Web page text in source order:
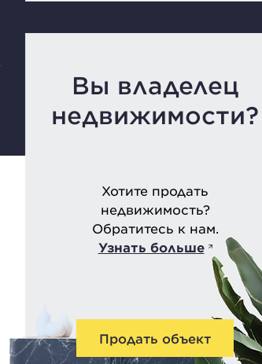
Вы владелец
недвижимости?
Хотите продать
недвижимость?
Обратитесь к нам.
Узнать больше
Продать объект